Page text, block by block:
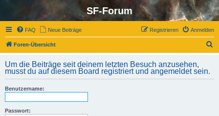
SF-Forum
FAQ Neue Beiträge Anmelden
Registrieren
Foren-Übersicht
h
Um die Beiträge seit deinem letzten Besuch anzusehen,
musst du auf diesem Board registriert und angemeldet sein.
Benutzername:
Passwort: